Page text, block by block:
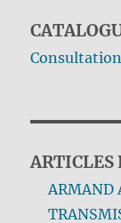
ARTICLES
ARMAND